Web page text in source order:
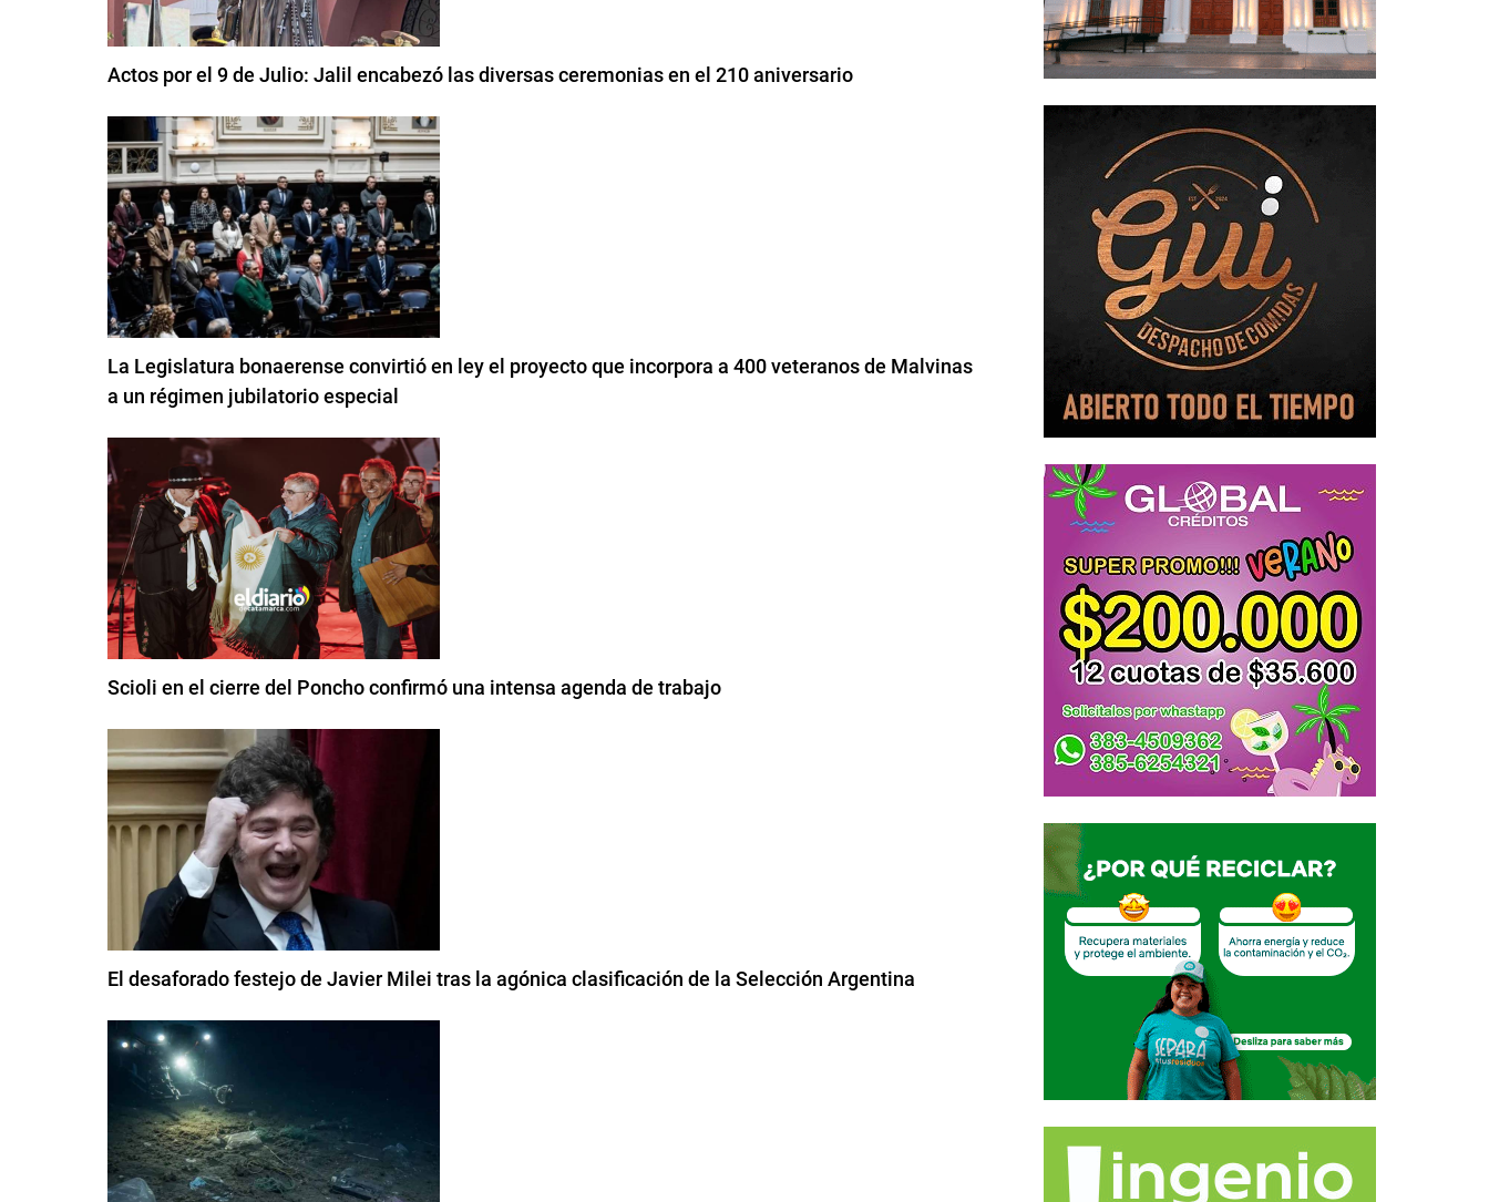
Actos por el 9 de Julio: Jalil encabezó las diversas ceremonias en el 210 aniversario
La Legislatura bonaerense convirtió en ley el proyecto que incorpora a 400 veteranos de Malvinas
a un régimen jubilatorio especial
Scioli en el cierre del Poncho confirmó una intensa agenda de trabajo
El desaforado festejo de Javier Milei tras la agónica clasificación de la Selección Argentina